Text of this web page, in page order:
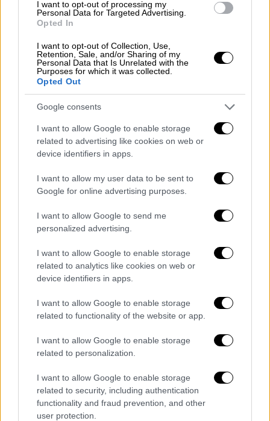
I want to opt-out of processing my
Personal Data for Targeted Advertising.
Opted In
I want to opt-out of Collection, Use,
Retention, Sale, and/or Sharing of my
Personal Data that Is Unrelated with the
Purposes for which it was collected.
Opted Out
Google consents
I want to allow Google to enable storage
related to advertising like cookies on web or
device identifiers in apps.
I want to allow my user data to be sent to
Google for online advertising purposes.
I want to allow Google to send me
personalized advertising.
I want to allow Google to enable storage
related to analytics like cookies on web or
device identifiers in apps.
I want to allow Google to enable storage
related to functionality of the website or app.
I want to allow Google to enable storage
related to personalization.
I want to allow Google to enable storage
related to security, including authentication
functionality and fraud prevention, and other
user protection.
με τον πλέον προσβλητικό τροπο την
θρησκευτική μου συνείδηση και την
σεβάστηκε ούτε το δικό μου πρόβλημα
υγείας ούτε της αδερφής μου αλλά ούτε και
τον χαμό των δυο μου γονιών μέσα σε εφτά
μήνες που έφυγαν και οι δυο απ’ τη ζωή. Για
αυτό τον λόγο λοιπόν ζητώ άμεσα την
ποινική του δίωξη», έγραψε ο Καμπούρης.